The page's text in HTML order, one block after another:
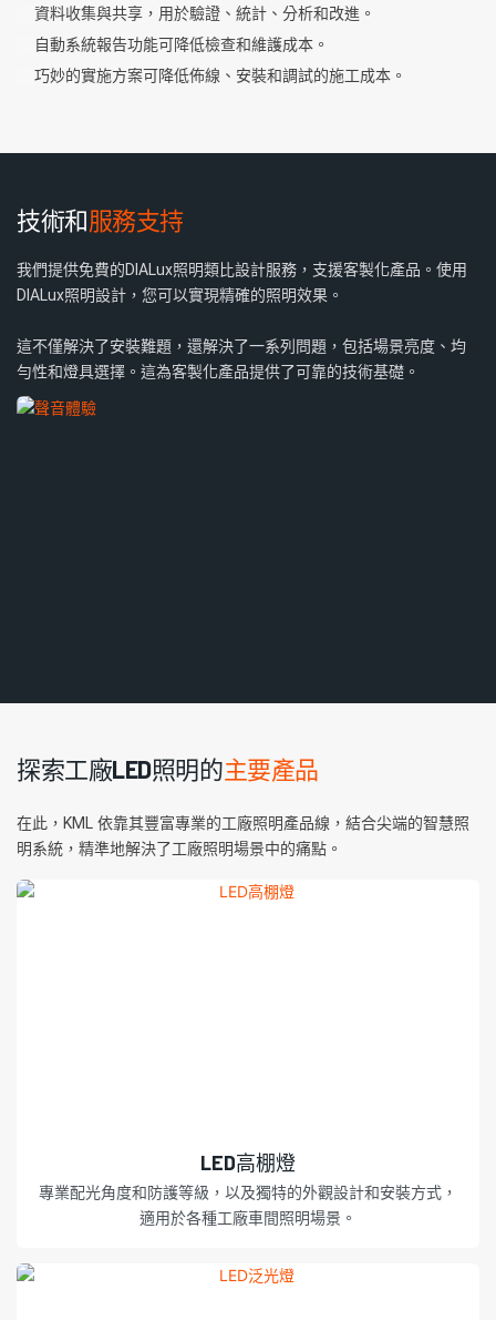
資料收集與共享，用於驗證、統計、分析和改進。
自動系統報告功能可降低檢查和維護成本。
巧妙的實施方案可降低佈線、安裝和調試的施工成本。
技術和服務支持
我們提供免費的DIALux照明類比設計服務，支援客製化產品。使用
DIALux照明設計，您可以實現精確的照明效果。
這不僅解決了安裝難題，還解決了一系列問題，包括場景亮度、均
勻性和燈具選擇。這為客製化產品提供了可靠的技術基礎。
探索工廠LED照明的主要產品
在此，KML 依靠其豐富專業的工廠照明產品線，結合尖端的智慧照
明系統，精準地解決了工廠照明場景中的痛點。
LED高棚燈
專業配光角度和防護等級，以及獨特的外觀設計和安裝方式，
適用於各種工廠車間照明場景。